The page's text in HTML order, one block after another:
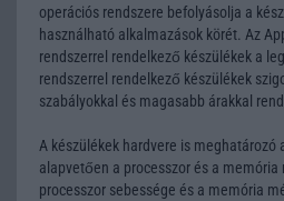
operációs rendszere befolyásolja a
használható alkalmazások körét. Az
rendszerrel rendelkező készülékek a
rendszerrel rendelkező készülékek
szabályokkal és magasabb árakkal
A készülékek hardvere is meghatározó
alapvetően a processzor és a
processzor sebessége és a memória